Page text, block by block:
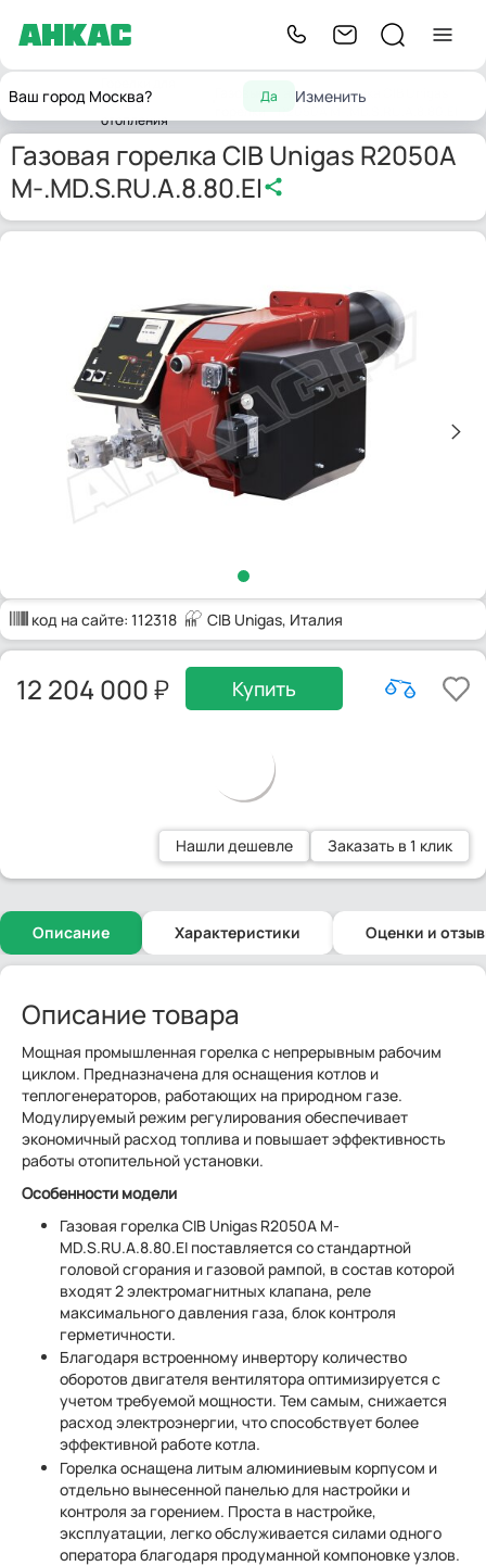
Ваш город Москва? Да Изменить
Главнаякотлов
отопления
Газовые
Газовая горелка CIB Unigas
Газовая горелка CIB Unigas R2050A
M-.MD.S.RU.A.8.80.EI
код на сайте: 112318 CIB Unigas, Италия
12 204 000 Купить
Нашли дешевле Заказать в 1 клик
Описание Характеристики Оценки и
Описание товара
Мощная промышленная горелка с непрерывным рабочим
циклом. Предназначена для оснащения котлов и
теплогенераторов, работающих на природном газе.
Модулируемый режим регулирования обеспечивает
экономичный расход топлива и повышает эффективность
работы отопительной установки.
Особенности модели
Газовая горелка CIB Unigas R2050A M-
MD.S.RU.A.8.80.EI поставляется со стандартной
головой сгорания и газовой рампой, в состав которой
входят 2 электромагнитных клапана, реле
максимального давления газа, блок контроля
герметичности.
Благодаря встроенному инвертору количество
оборотов двигателя вентилятора оптимизируется с
учетом требуемой мощности. Тем самым, снижается
расход электроэнергии, что способствует более
эффективной работе котла.
Горелка оснащена литым алюминиевым корпусом и
отдельно вынесенной панелью для настройки и
контроля за горением. Проста в настройке,
эксплуатации, легко обслуживается силами одного
оператора благодаря продуманной компоновке узлов.